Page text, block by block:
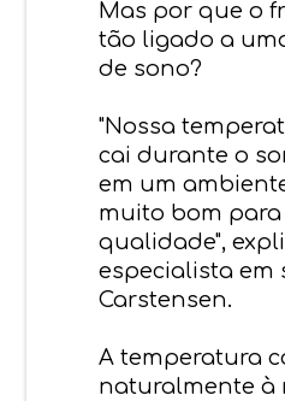
Mas por que o
tão ligado a
de sono?
"Nossa
cai durante o
em um
muito bom
qualidade",
especialista em
Carstensen.
A temperatura
naturalmente à